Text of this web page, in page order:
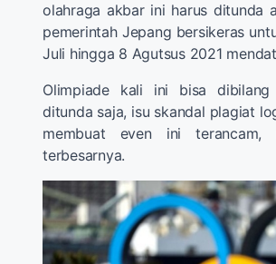
olahraga akbar ini harus ditunda
pemerintah Jepang bersikeras
Juli hingga 8 Agutsus 2021
Olimpiade kali ini bisa dibilang
ditunda saja, isu skandal plagiat
membuat even ini
terbesarnya.